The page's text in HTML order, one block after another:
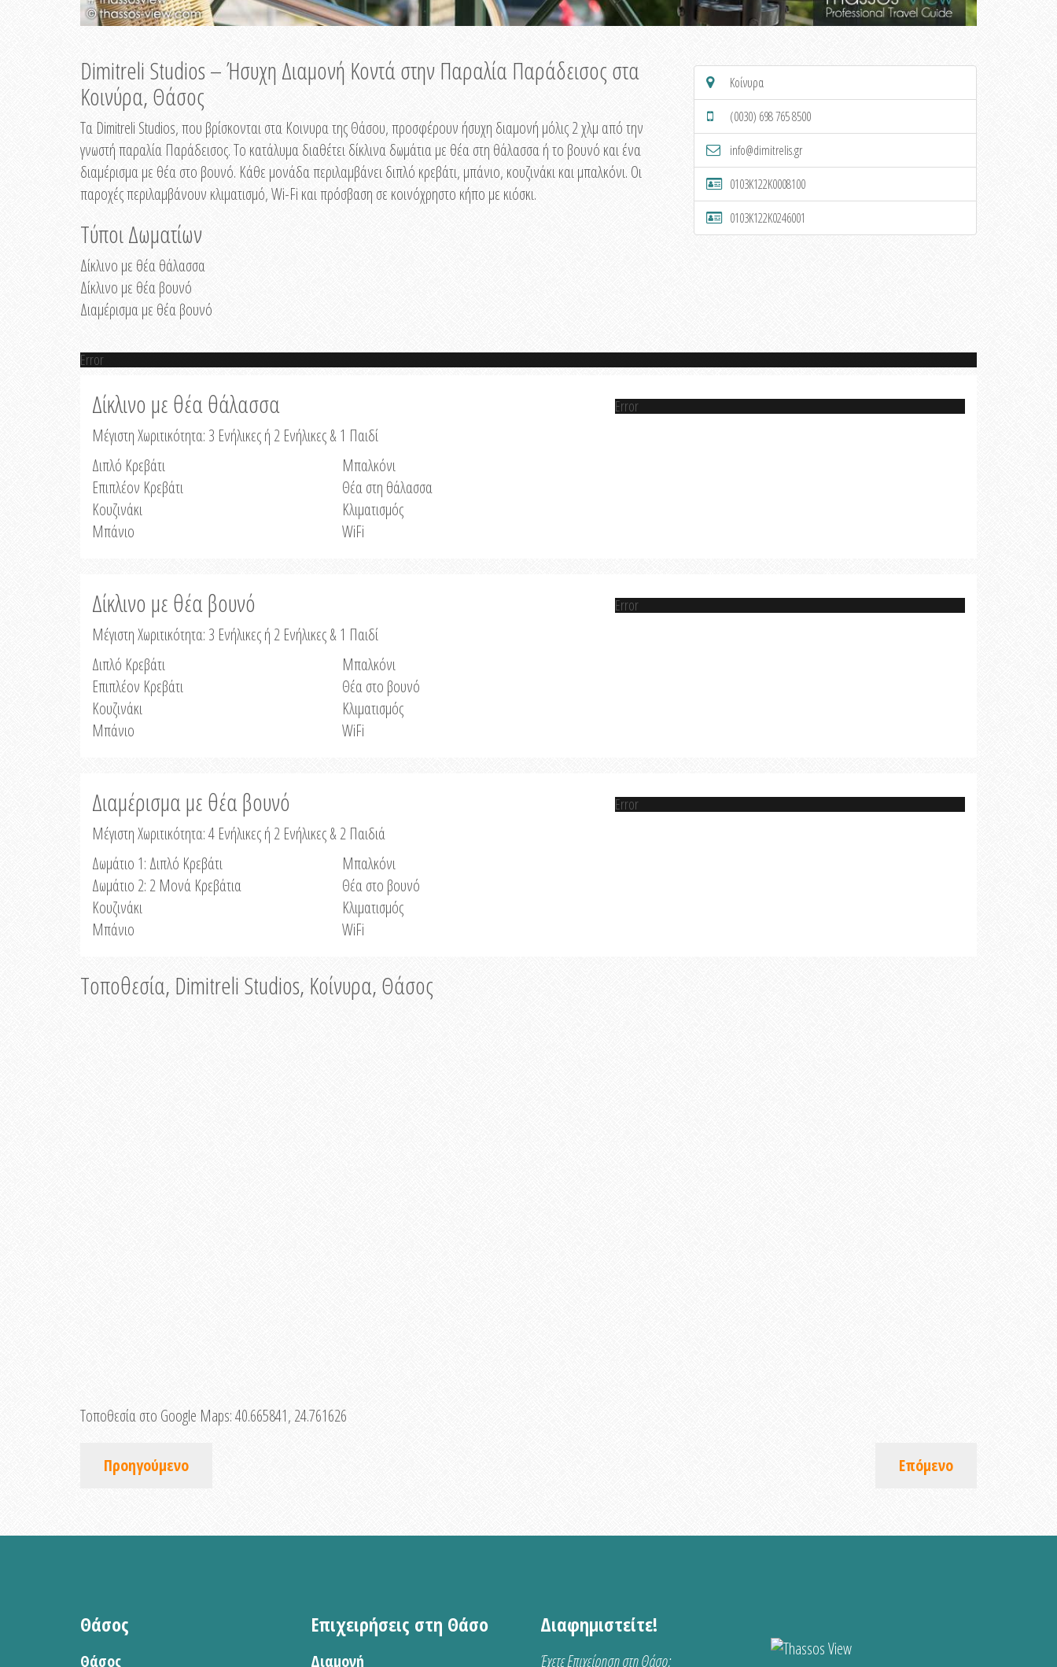
Dimitreli Studios – Ήσυχη Διαμονή Κοντά στην Παραλία Παράδεισος στα
Κοινύρα, Θάσος
Τα Dimitreli Studios, που βρίσκονται στα Κοινυρα της Θάσου, προσφέρουν ήσυχη διαμονή μόλις 2 χλμ από την
γνωστή παραλία Παράδεισος. Το κατάλυμα διαθέτει δίκλινα δωμάτια με θέα στη θάλασσα ή το βουνό και ένα
διαμέρισμα με θέα στο βουνό. Κάθε μονάδα περιλαμβάνει διπλό κρεβάτι, μπάνιο, κουζινάκι και μπαλκόνι. Οι
παροχές περιλαμβάνουν κλιματισμό, Wi-Fi και πρόσβαση σε κοινόχρηστο κήπο με κιόσκι.
Τύποι Δωματίων
Δίκλινο με θέα θάλασσα
Δίκλινο με θέα βουνό
Διαμέρισμα με θέα βουνό
Κοίνυρα
(0030) 698 765 8500
info@dimitrelis.gr
0103K122K0008100
0103K122K0246001
Error
Δίκλινο με θέα θάλασσα
Μέγιστη Χωριτικότητα: 3 Ενήλικες ή 2 Ενήλικες & 1 Παιδί
Διπλό Κρεβάτι
Επιπλέον Κρεβάτι
Κουζινάκι
Μπάνιο
Μπαλκόνι
Θέα στη θάλασσα
Κλιματισμός
WiFi
Error
Δίκλινο με θέα βουνό
Μέγιστη Χωριτικότητα: 3 Ενήλικες ή 2 Ενήλικες & 1 Παιδί
Διπλό Κρεβάτι
Επιπλέον Κρεβάτι
Κουζινάκι
Μπάνιο
Μπαλκόνι
Θέα στο βουνό
Κλιματισμός
WiFi
Error
Διαμέρισμα με θέα βουνό
Μέγιστη Χωριτικότητα: 4 Ενήλικες ή 2 Ενήλικες & 2 Παιδιά
Δωμάτιο 1: Διπλό Κρεβάτι
Δωμάτιο 2: 2 Μονά Κρεβάτια
Κουζινάκι
Μπάνιο
Μπαλκόνι
Θέα στο βουνό
Κλιματισμός
WiFi
Error
Τοποθεσία, Dimitreli Studios, Κοίνυρα, Θάσος
Τοποθεσία στο Google Maps:40.665841, 24.761626
Προηγούμενο Επόμενο
Θάσος
Θάσος
Επιχειρήσεις στη Θάσο
Διαμονή
Διαφημιστείτε!
Έχετε Επιχείρηση στη Θάσο;